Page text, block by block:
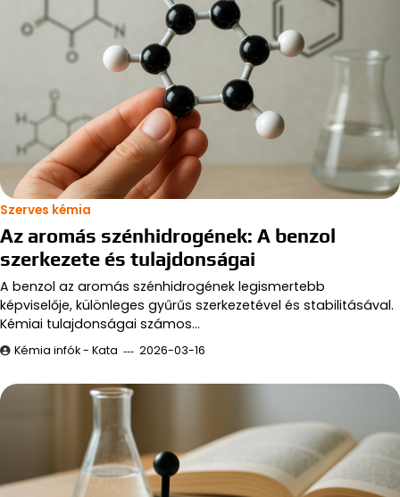
Szerves kémia
Az aromás szénhidrogének: A benzol
szerkezete és tulajdonságai
A benzol az aromás szénhidrogének legismertebb
képviselője, különleges gyűrűs szerkezetével és stabilitásával.
Kémiai tulajdonságai számos…
Kémia infók - Kata 2026-03-16